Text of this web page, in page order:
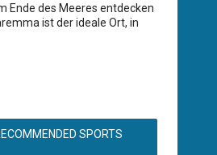
Ende des Meeres entdecken
ist der ideale Ort, in
SPORTS